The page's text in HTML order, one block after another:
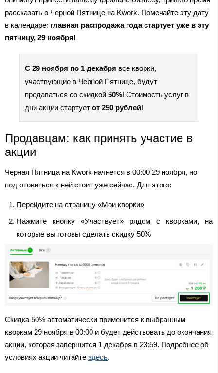
рассказать о Черной Пятнице на Kwork. Помечайте эту дату
в календаре: главная распродажа года стартует уже в эту
пятницу, 29 ноября!
С 29 ноября по 1 декабря все кворки,
участвующие в Черной Пятнице, будут
продаваться со скидкой 50%! Стоимость услуг в
дни акции стартует от 250 рублей!
Продавцам: как принять участие в
акции
Черная Пятница на Kwork начнется в 00:00 29 ноября, но
подготовиться к ней стоит уже сейчас. Для этого:
Перейдите на страницу «Мои кворки»
Нажмите кнопку «Участвует» рядом с кворками, на
которые вы готовы сделать скидку 50%
Скидка 50% автоматически применится к выбранным
кворкам 29 ноября в 00:00 и будет действовать до окончания
акции, которая завершится 1 декабря в 23:59. Подробнее об
условиях акции читайте здесь.